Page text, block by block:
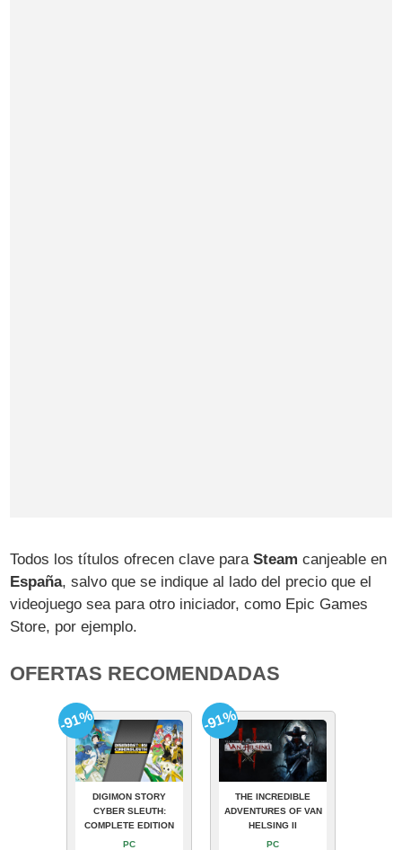
Todos los títulos ofrecen clave paraSteam canjeable en
España, salvo que se indique al lado del precio que el
videojuego sea para otro iniciador, como Epic Games
Store, por ejemplo.
OFERTAS RECOMENDADAS
DIGIMON STORY
CYBER SLEUTH:
COMPLETE EDITION
PC
-91%
THE INCREDIBLE
ADVENTURES OF VAN
HELSING II
PC
-91%